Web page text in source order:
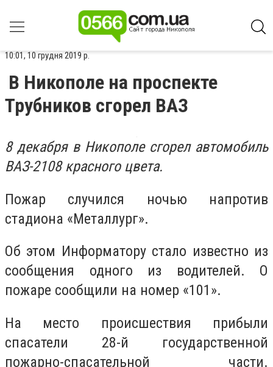
10:01, 10 грудня 2019 р.
В Никополе на проспекте
Трубников сгорел ВАЗ
8 декабря в Никополе сгорел автомобиль
ВАЗ-2108 красного цвета.
Пожар случился ночью напротив
стадиона «Металлург».
Об этом Информатору стало известно из
сообщения одного из водителей. О
пожаре сообщили на номер «101».
На место происшествия прибыли
спасатели 28-й государственной
пожарно-спасательной части.